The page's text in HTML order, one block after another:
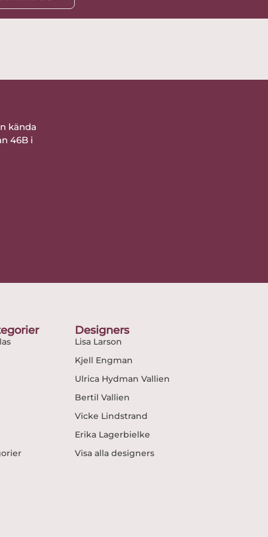
kända
46B i
Designers
Lisa Larson
Kjell Engman
Ulrica Hydman Vallien
Bertil Vallien
Vicke Lindstrand
Erika Lagerbielke
Visa alla designers